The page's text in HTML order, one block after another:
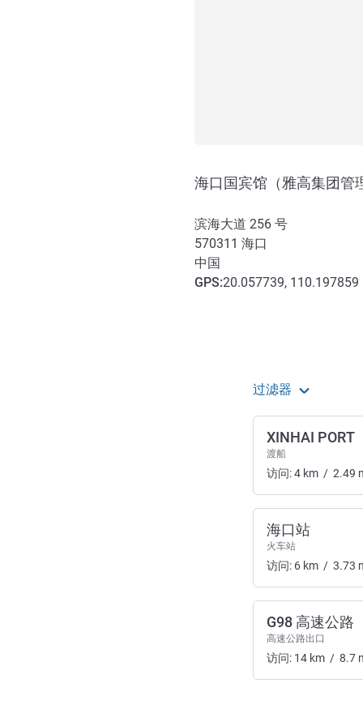
海口国宾馆（雅高集团管
滨海大道 256 号
570311 海口
中国
GPS:20.057739, 110.197859
过滤器
XINHAI PORT
渡船
访问:4 km / 2.49
海口站
火车站
访问: 6 km / 3.73
G98 高速公路
高速公路出口
访问: 14 km / 8.7